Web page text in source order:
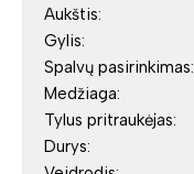
Aukštis:
Gylis:
Spalvų pasirinkimas:
Medžiaga:
Tylus pritraukėjas:
Durys: